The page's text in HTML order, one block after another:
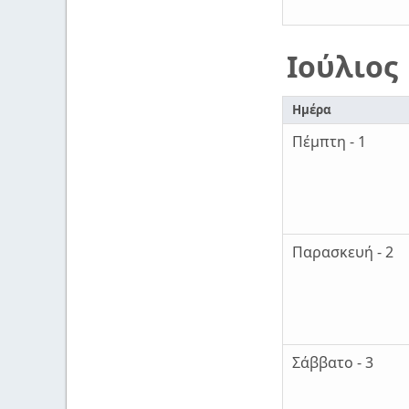
Ιούλιος
Ημέρα
Πέμπτη - 1
Παρασκευή - 2
Σάββατο - 3